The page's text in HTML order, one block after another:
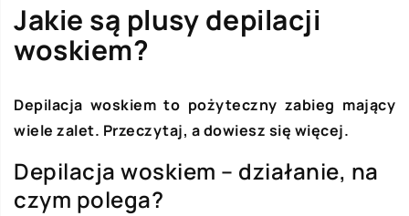
Jakie są plusy depilacji
woskiem?
Depilacja woskiem to pożyteczny zabieg mający
wiele zalet. Przeczytaj, a dowiesz się więcej.
Depilacja woskiem – działanie, na
czym polega?